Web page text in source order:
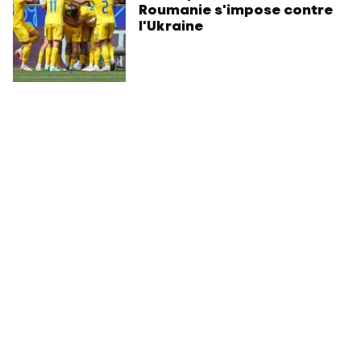
Roumanie s'impose contre
l'Ukraine